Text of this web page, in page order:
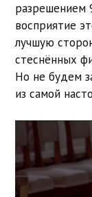
разрешением
восприятие
лучшую
стеснённых
Но не будем
из самой